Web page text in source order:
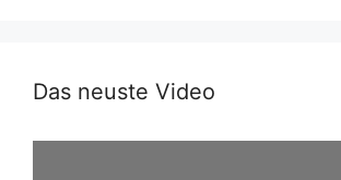
Das neuste Video